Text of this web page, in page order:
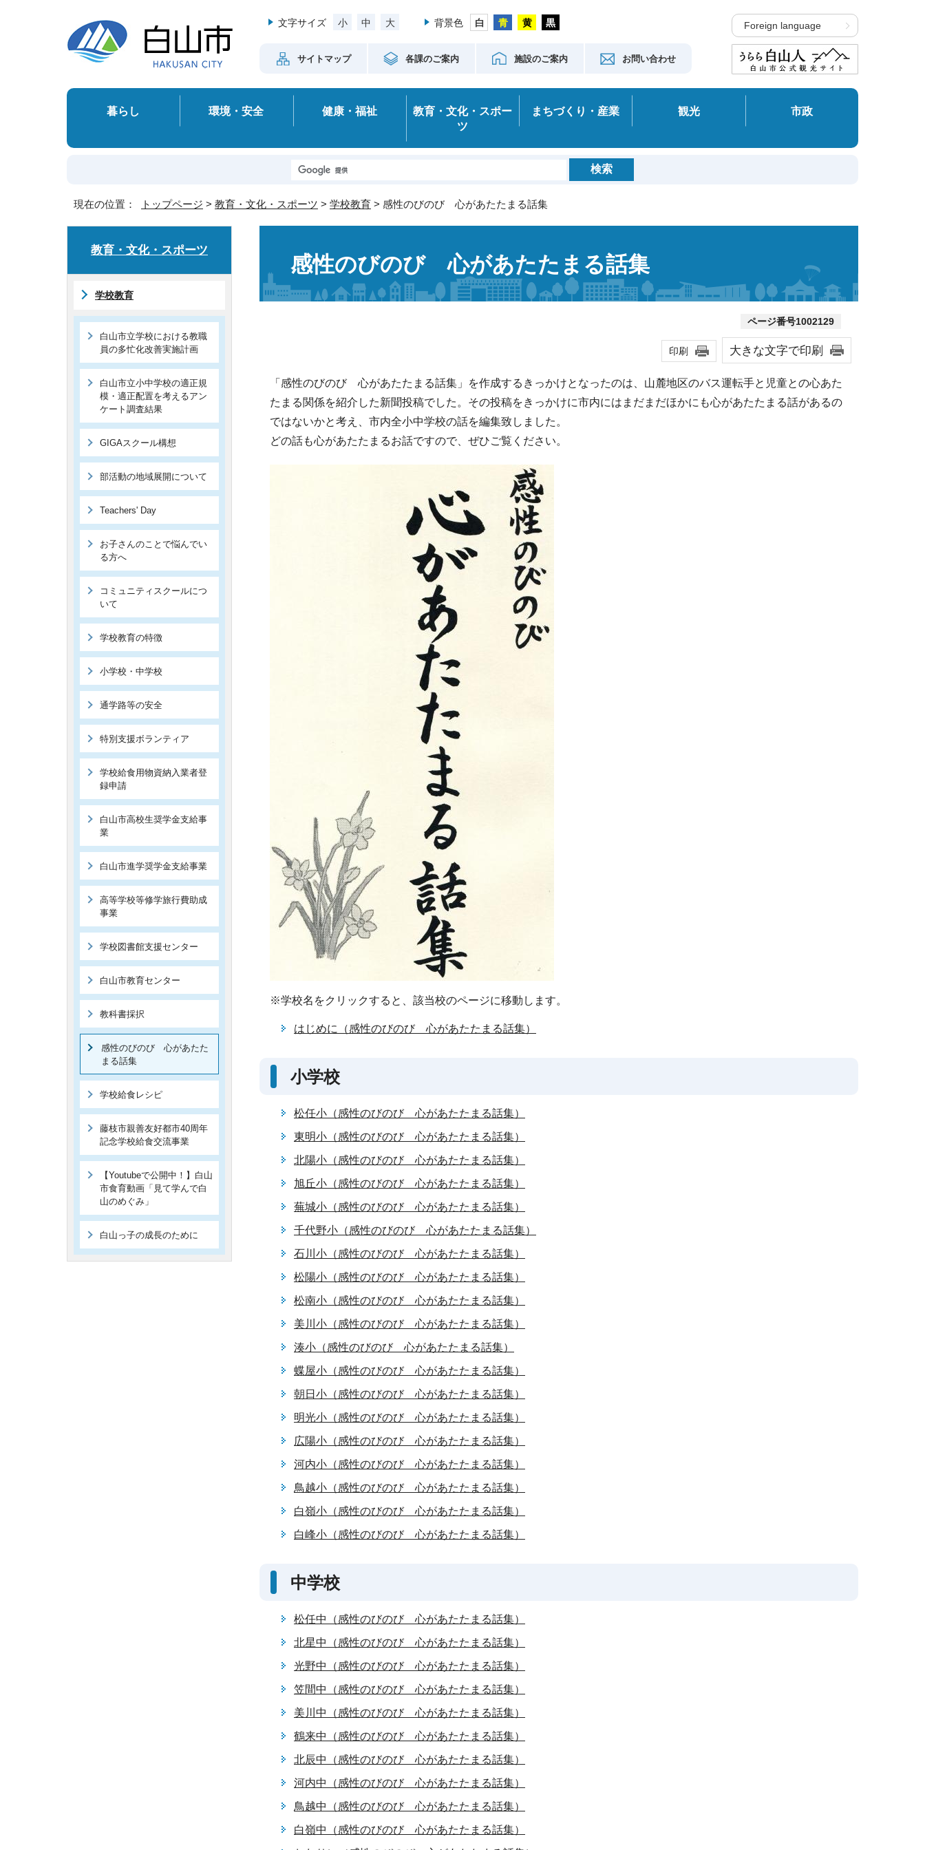
文字サイズ 小 中 大 背景色
サイトマップ 各課のご案内 施設のご案内 お問い合わせ
Foreign language
暮らし 環境・安全 健康・福祉
教育・文化・スポー
ツ
まちづくり・産業 観光 市政
現在の位置： トップページ > 教育・文化・スポーツ > 学校教育 > 感性のびのび 心があたたまる話集
感性のびのび 心があたたまる話集
ページ番号1002129
印刷 大きな文字で印刷
「感性のびのび 心があたたまる話集」を作成するきっかけとなったのは、山麓地区のバス運転手と児童との心あた
たまる関係を紹介した新聞投稿でした。その投稿をきっかけに市内にはまだまだほかにも心があたたまる話があるの
ではないかと考え、市内全小中学校の話を編集致しました。
どの話も心があたたまるお話ですので、ぜひご覧ください。
※学校名をクリックすると、該当校のページに移動します。
はじめに（感性のびのび 心があたたまる話集）
小学校
松任小（感性のびのび 心があたたまる話集）
東明小（感性のびのび 心があたたまる話集）
北陽小（感性のびのび 心があたたまる話集）
旭丘小（感性のびのび 心があたたまる話集）
蕪城小（感性のびのび 心があたたまる話集）
千代野小（感性のびのび 心があたたまる話集）
石川小（感性のびのび 心があたたまる話集）
松陽小（感性のびのび 心があたたまる話集）
松南小（感性のびのび 心があたたまる話集）
美川小（感性のびのび 心があたたまる話集）
湊小（感性のびのび 心があたたまる話集）
蝶屋小（感性のびのび 心があたたまる話集）
朝日小（感性のびのび 心があたたまる話集）
明光小（感性のびのび 心があたたまる話集）
広陽小（感性のびのび 心があたたまる話集）
河内小（感性のびのび 心があたたまる話集）
鳥越小（感性のびのび 心があたたまる話集）
白嶺小（感性のびのび 心があたたまる話集）
白峰小（感性のびのび 心があたたまる話集）
中学校
松任中（感性のびのび 心があたたまる話集）
北星中（感性のびのび 心があたたまる話集）
光野中（感性のびのび 心があたたまる話集）
笠間中（感性のびのび 心があたたまる話集）
美川中（感性のびのび 心があたたまる話集）
鶴来中（感性のびのび 心があたたまる話集）
北辰中（感性のびのび 心があたたまる話集）
河内中（感性のびのび 心があたたまる話集）
鳥越中（感性のびのび 心があたたまる話集）
白嶺中（感性のびのび 心があたたまる話集）
教育・文化・スポーツ
学校教育
白山市立学校における教職
員の多忙化改善実施計画
白山市立小中学校の適正規
模・適正配置を考えるアン
ケート調査結果
GIGAスクール構想
部活動の地域展開について
Teachers' Day
お子さんのことで悩んでい
る方へ
コミュニティスクールにつ
いて
学校教育の特徴
小学校・中学校
通学路等の安全
特別支援ボランティア
学校給食用物資納入業者登
録申請
白山市高校生奨学金支給事
業
白山市進学奨学金支給事業
高等学校等修学旅行費助成
事業
学校図書館支援センター
白山市教育センター
教科書採択
感性のびのび 心があたた
まる話集
学校給食レシピ
藤枝市親善友好都市40周年
記念学校給食交流事業
【Youtubeで公開中！】白山
市食育動画「見て学んで白
山のめぐみ」
白山っ子の成長のために